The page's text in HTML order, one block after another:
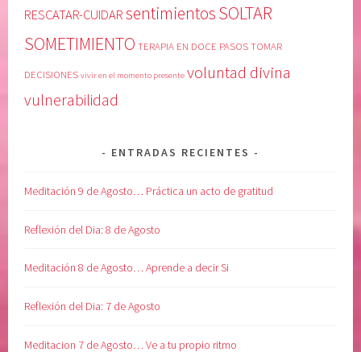
RESCATAR-CUIDAR sentimientosSOLTAR
SOMETIMIENTO TERAPIA EN DOCE PASOSTOMAR
DECISIONES vivir en el momento presente voluntad divina
vulnerabilidad
ENTRADAS RECIENTES
Meditación 9 de Agosto… Práctica un acto de gratitud
Reflexión del Dia: 8 de Agosto
Meditación 8 de Agosto… Aprende a decir Si
Reflexión del Dia: 7 de Agosto
Meditacion 7 de Agosto… Ve a tu propio ritmo